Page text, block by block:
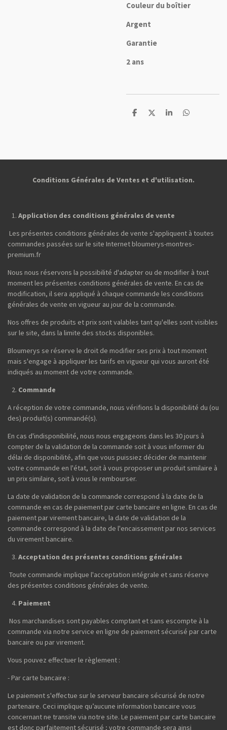
Couleur du boîtier
Argent
Garantie
2 ans
P
e
P
e
P
e
P
e
Conditions Générales de Ventes et d'utilisation.
Application des conditions générales de vente
Les présentes conditions générales de vente s'appliquent à toutes
commandes passées sur le site Internet bloumerys-montres-
premium.fr
Nous nous réservons la possibilité d'adapter ou de modifier à tout
moment les présentes conditions générales de vente. En cas de
modification, il sera appliqué à chaque commande les conditions
générales de vente en vigueur au jour de la commande.
Nos offres de produits et prix sont valables tant qu'elles sont visibles
sur le site, dans la limite des stocks disponibles.
Bloumerys se réserve le droit de modifier ses prix à tout moment
mais s'engage à appliquer les tarifs en vigueur qui vous auront été
indiqués au moment de votre commande.
Commande
A réception de votre commande, nous vérifions la disponibilité du (ou
des) produit(s) commandé(s).
En cas d'indisponibilité, nous nous engageons dans les 30 jours à
compter de la validation de la commande soit à vous informer du
délai de disponibilité, afin que vous puissiez décider de maintenir
votre commande en l'état, soit à vous proposer un produit similaire à
un prix similaire, soit à vous le rembourser.
La date de validation de la commande correspond à la date de la
commande en cas de paiement par carte bancaire en ligne. En cas de
paiement par virement bancaire, la date de validation de la
commande correspond à la date de l'encaissement par nos services
du virement bancaire.
Acceptation des présentes conditions générales
Toute commande implique l'acceptation intégrale et sans réserve
des présentes conditions générales de vente.
Paiement
Nos marchandises sont payables comptant et sans escompte à la
commande via notre service en ligne de paiement sécurisé par carte
bancaire ou par virement.
Vous pouvez effectuer le règlement :
- Par carte bancaire :
Le paiement s'effectue sur le serveur bancaire sécurisé de notre
partenaire. Ceci implique qu’aucune information bancaire vous
concernant ne transite via notre site. Le paiement par carte bancaire
est donc parfaitement sécurisé ; votre commande sera ainsi